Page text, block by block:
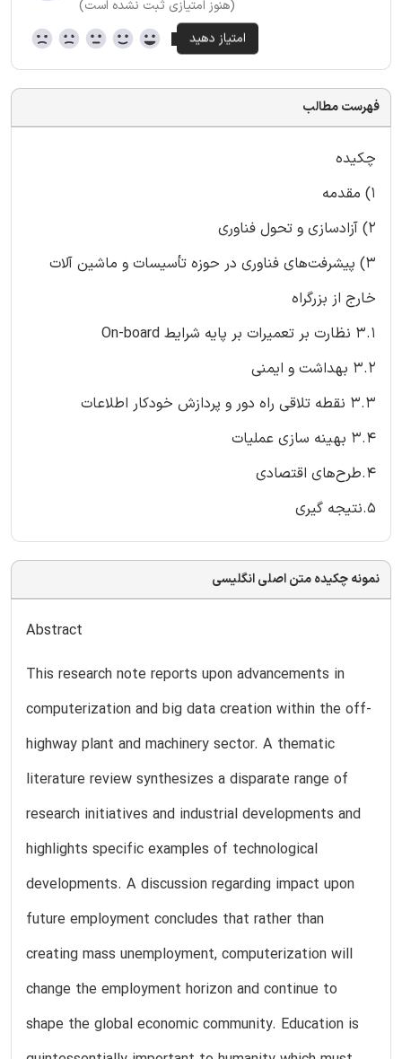
(هنوز امتیازی ثبت نشده است)
فهرست مطالب
چکیده
1) مقدمه
2) آزادسازی و تحول فناوری
3) پیشرفت‌های فناوری در حوزه تأسیسات و ماشین آلات
خارج از بزرگراه
3.1 نظارت بر تعمیرات بر پایه شرایط On-board
3.2 بهداشت و ایمنی
3.3 نقطه تلاقى راه دور و پردازش خودکار اطلاعات
3.4 بهینه سازی عملیات
4.طرح‌های اقتصادی
5.نتیجه گیری
نمونه چکیده متن اصلی انگلیسی
Abstract
This research note reports upon advancements in
computerization and big data creation within the off-
highway plant and machinery sector. A thematic
literature review synthesizes a disparate range of
research initiatives and industrial developments and
highlights specific examples of technological
developments. A discussion regarding impact upon
future employment concludes that rather than
creating mass unemployment, computerization will
change the employment horizon and continue to
shape the global economic community. Education is